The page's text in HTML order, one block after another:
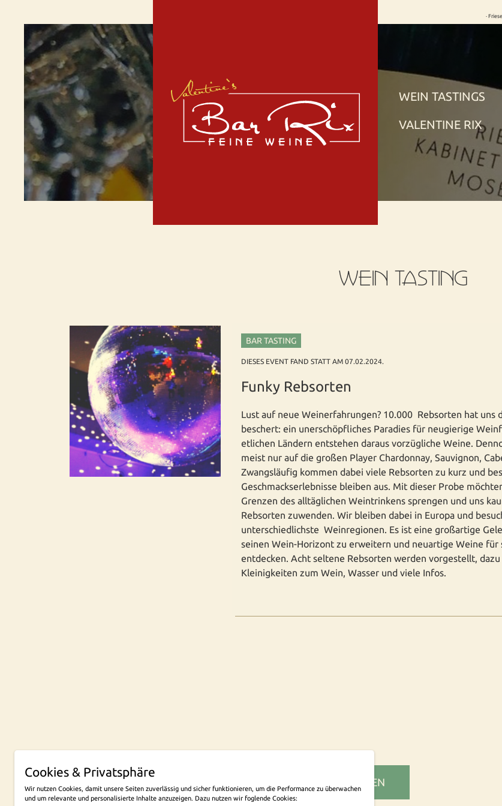
·
WEIN TASTINGS
VALENTINE RIX
WEIN TASTING
BAR TASTING
DIESES EVENT FAND STATT AM 07.02.2024.
Funky Rebsorten
Lust auf neue Weinerfahrungen? 10.000 Rebsorten hat uns
beschert: ein unerschöpfliches Paradies für neugierige
etlichen Ländern entstehen daraus vorzügliche Weine.
meist nur auf die großen Player Chardonnay, Sauvignon,
Zwangsläufig kommen dabei viele Rebsorten zu kurz und
Geschmackserlebnisse bleiben aus. Mit dieser Probe
Grenzen des alltäglichen Weintrinkens sprengen und uns
Rebsorten zuwenden. Wir bleiben dabei in Europa und
unterschiedlichste Weinregionen. Es ist eine großartige
seinen Wein-Horizont zu erweitern und neuartige Weine für
entdecken. Acht seltene Rebsorten werden vorgestellt,
Kleinigkeiten zum Wein, Wasser und viele Infos.
NEWSLETTER ABONNIEREN
Cookies & Privatsphäre
Wir nutzen Cookies, damit unsere Seiten zuverlässig und sicher funktionieren, um die Performance zu überwachen
und um relevante und personalisierte Inhalte anzuzeigen. Dazu nutzen wir foglende Cookies: